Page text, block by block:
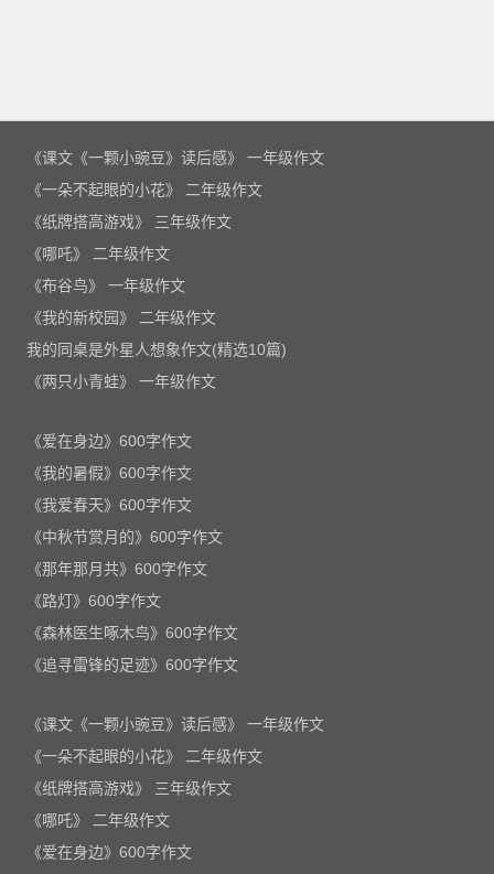
《课文《一颗小豌豆》读后感》 一年级作文
《一朵不起眼的小花》 二年级作文
《纸牌搭高游戏》 三年级作文
《哪吒》 二年级作文
《布谷鸟》 一年级作文
《我的新校园》 二年级作文
我的同桌是外星人想象作文(精选10篇)
《两只小青蛙》 一年级作文
《爱在身边》600字作文
《我的暑假》600字作文
《我爱春天》600字作文
《中秋节赏月的》600字作文
《那年那月共》600字作文
《路灯》600字作文
《森林医生啄木鸟》600字作文
《追寻雷锋的足迹》600字作文
《课文《一颗小豌豆》读后感》 一年级作文
《一朵不起眼的小花》 二年级作文
《纸牌搭高游戏》 三年级作文
《哪吒》 二年级作文
《爱在身边》600字作文